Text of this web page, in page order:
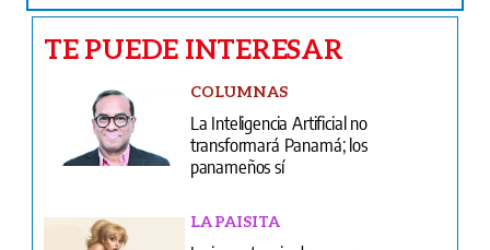
TE PUEDE INTERESAR
COLUMNAS
La Inteligencia Artificial no
transformará Panamá; los
panameños sí
LA PAISITA